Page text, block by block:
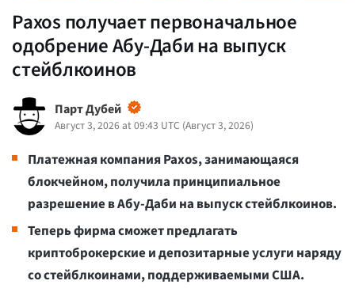
Paxos получает первоначальное
одобрение Абу-Даби на выпуск
стейблкоинов
Парт Дубей
Август 3, 2026 at 09:43 UTC (Август 3, 2026)
Платежная компания Paxos, занимающаяся
блокчейном, получила принципиальное
разрешение в Абу-Даби на выпуск стейблкоинов.
Теперь фирма сможет предлагать
криптоброкерские и депозитарные услуги наряду
со стейблкоинами, поддерживаемыми США.